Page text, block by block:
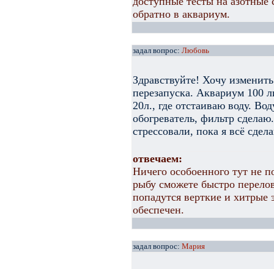
обратно в аквариум.
задал вопрос: Любовь
Здравствуйте! Хочу
перезапуска. Аквариум 100
20л., где отстаиваю воду.
обогреватель, фильтр
стрессовали, пока я всё
отвечаем:
Ничего особоенного тут не
рыбу сможете быстро
попадутся верткие и хитрые
обеспечен.
задал вопрос: Мария